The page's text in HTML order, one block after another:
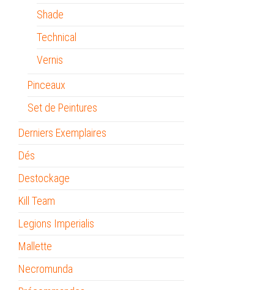
Shade
Technical
Vernis
Pinceaux
Set de Peintures
Derniers Exemplaires
Dés
Destockage
Kill Team
Legions Imperialis
Mallette
Necromunda